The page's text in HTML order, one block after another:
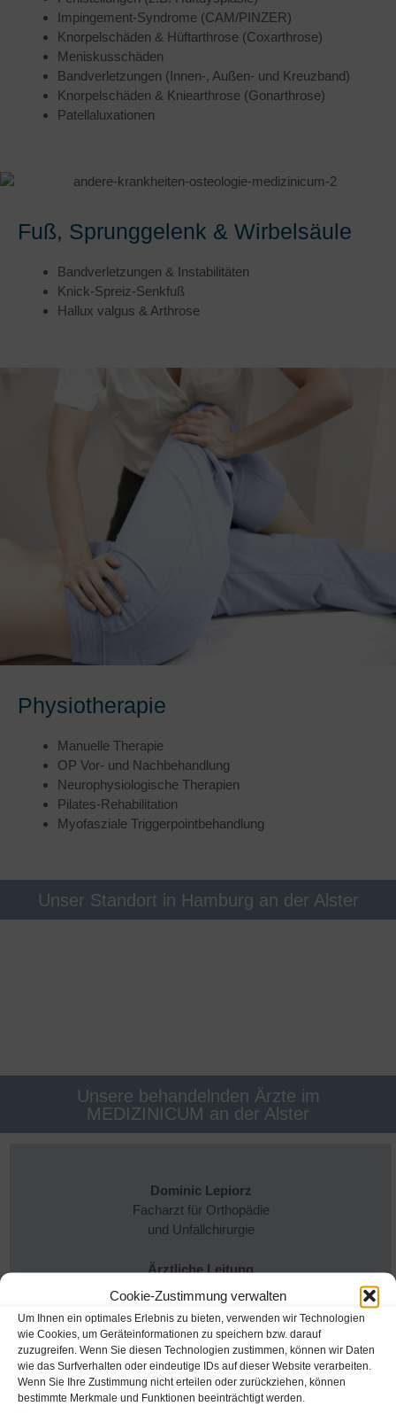
Cookie-Zustimmung verwalten
Um Ihnen ein optimales Erlebnis zu bieten, verwenden wir Technologien
wie Cookies, um Geräteinformationen zu speichern bzw. darauf
zuzugreifen. Wenn Sie diesen Technologien zustimmen, können wir Daten
wie das Surfverhalten oder eindeutige IDs auf dieser Website verarbeiten.
Wenn Sie Ihre Zustimmung nicht erteilen oder zurückziehen, können
bestimmte Merkmale und Funktionen beeinträchtigt werden.
Impingement-Syndrome (CAM/PINZER)
Knorpelschäden & Hüftarthrose (Coxarthrose)
Meniskusschäden
Bandverletzungen (Innen-, Außen- und Kreuzband)
Knorpelschäden & Kniearthrose (Gonarthrose)
Patellaluxationen
Fuß, Sprunggelenk & Wirbelsäule
Bandverletzungen & Instabilitäten
Knick-Spreiz-Senkfuß
Hallux valgus & Arthrose
Physiotherapie
Manuelle Therapie
OP Vor- und Nachbehandlung
Neurophysiologische Therapien
Pilates-Rehabilitation
Myofasziale Triggerpointbehandlung
Unser Standort in Hamburg an der Alster
Unsere behandelnden Ärzte im
MEDIZINICUM an der Alster
Dominic Lepiorz
Facharzt für Orthopädie
und Unfallchirurgie
Ärztliche Leitung
Weitere Infos…